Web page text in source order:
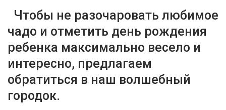
Чтобы не разочаровать любимое
чадо и отметить день рождения
ребенка максимально весело и
интересно, предлагаем
обратиться в наш волшебный
городок.